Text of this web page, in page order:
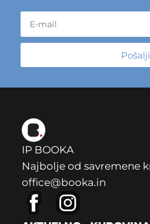
Pošalji
IP BOOKA
Najbolje od savremene
office@booka.in